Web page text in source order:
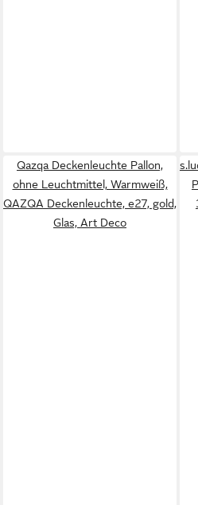
Qazqa Deckenleuchte Pallon,
ohne Leuchtmittel, Warmweiß,
QAZQA Deckenleuchte, e27, gold,
Glas, Art Deco